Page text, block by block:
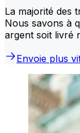
La majorité des
Nous savons à
argent soit livré
Envoie plus